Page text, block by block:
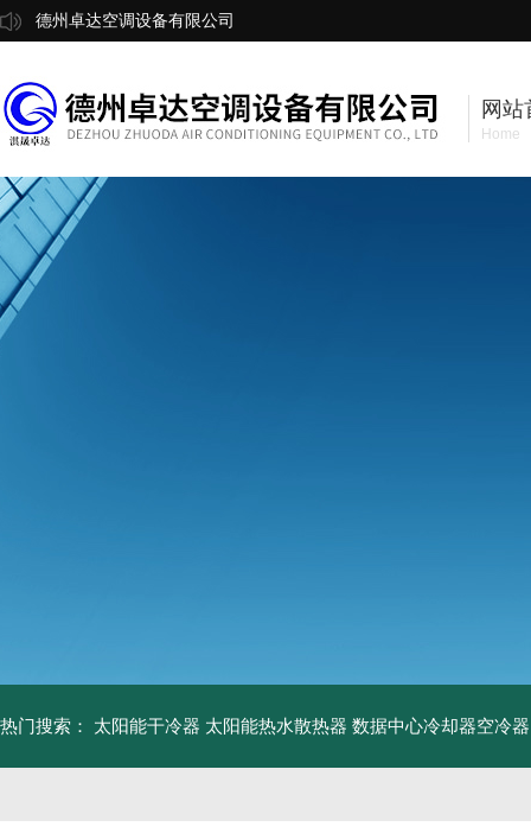
德州卓达空调设备有限公司
网站
Home
热门搜索： 太阳能干冷器 太阳能热水散热器 数据中心冷却器空冷器